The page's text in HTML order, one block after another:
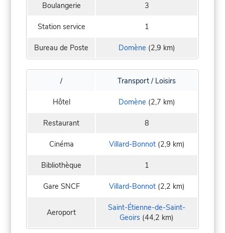
Boulangerie 3
Station service 1
Bureau de Poste Domène (2,9 km)
/ Transport / Loisirs
Hôtel Domène (2,7 km)
Restaurant 8
Cinéma Villard-Bonnot(2,9 km)
Bibliothèque 1
Gare SNCF Villard-Bonnot(2,2 km)
Aeroport
Saint-Étienne-de-Saint-
Geoirs (44,2 km)